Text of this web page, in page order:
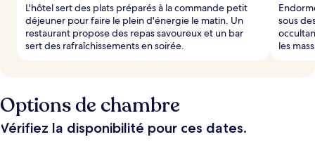
e
r
L'hôtel sert des plats préparés à la commande petit
déjeuner pour faire le plein d'énergie le matin. Un
restaurant propose des repas savoureux et un bar
sert des rafraîchissements en soirée.
sous
les
Options de chambre
Vérifiez la disponibilité pour ces dates.